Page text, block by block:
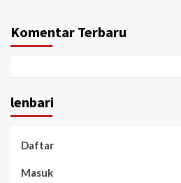
Komentar Terbaru
lenbari
Daftar
Masuk